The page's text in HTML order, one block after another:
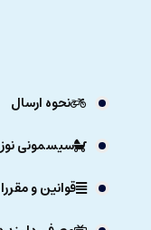
نحوه ارسال
سیسمونی
قوانین و